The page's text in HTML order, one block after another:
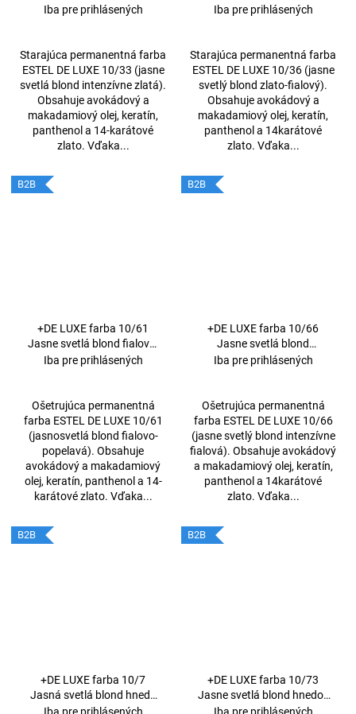
intenzívne- zlatá 60ml
Iba pre prihlásených
Starajúca permanentná farba
ESTEL DE LUXE 10/33 (jasne
svetlá blond intenzívne zlatá).
Obsahuje avokádový a
makadamiový olej, keratín,
panthenol a 14-karátové
zlato. Vďaka...
fialová 60ml
Iba pre prihlásených
Starajúca permanentná farba
ESTEL DE LUXE 10/36 (jasne
svetlý blond zlato-fialový).
Obsahuje avokádový a
makadamiový olej, keratín,
panthenol a 14karátové
zlato. Vďaka...
B2B
+DE LUXE farba 10/61
Jasne svetlá blond fialovo-
popolavá 60ml
Iba pre prihlásených
Ošetrujúca permanentná
farba ESTEL DE LUXE 10/61
(jasnosvetlá blond fialovo-
popelavá). Obsahuje
avokádový a makadamiový
olej, keratín, panthenol a 14-
karátové zlato. Vďaka...
B2B
+DE LUXE farba 10/66
Jasne svetlá blond
intenzívna - fialová 60ml
Iba pre prihlásených
Ošetrujúca permanentná
farba ESTEL DE LUXE 10/66
(jasne svetlý blond intenzívne
fialová). Obsahuje avokádový
a makadamiový olej, keratín,
panthenol a 14karátové
zlato. Vďaka...
B2B
+DE LUXE farba 10/7
Jasná svetlá blond hnedá
60ml
Iba pre prihlásených
B2B
+DE LUXE farba 10/73
Jasne svetlá blond hnedo -
zlatá 60ml
Iba pre prihlásených